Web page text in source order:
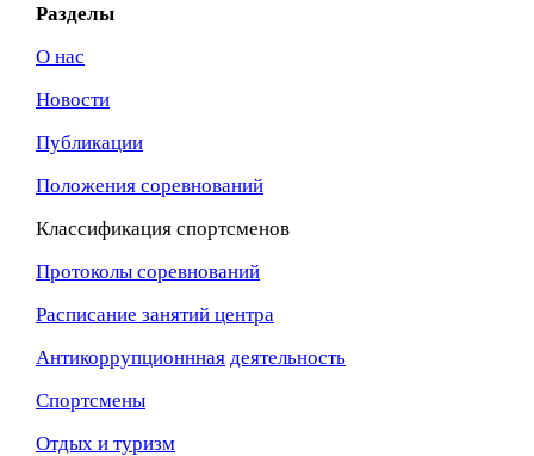
Разделы
О нас
Новости
Публикации
Положения соревнований
Классификация спортсменов
Протоколы соревнований
Расписание занятий центра
Антикоррупционнная деятельность
Спортсмены
Отдых и туризм